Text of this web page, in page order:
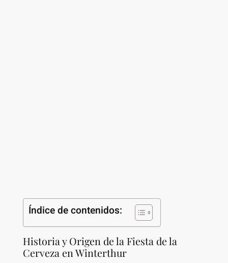
Índice de contenidos:
Historia y Origen de la Fiesta de la
Cerveza en Winterthur